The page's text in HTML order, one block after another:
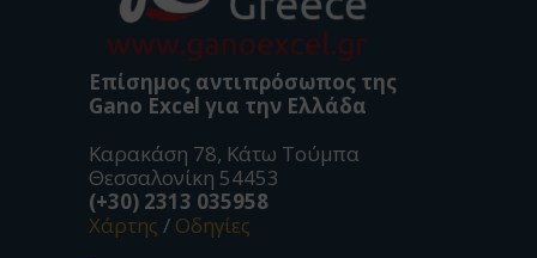
Επίσημος αντιπρόσωπος της
Gano Excel για την Ελλάδα
Καρακάση 78, Κάτω Τούμπα
Θεσσαλονίκη 54453
(+30) 2313 035958
Χάρτης / Οδηγίες